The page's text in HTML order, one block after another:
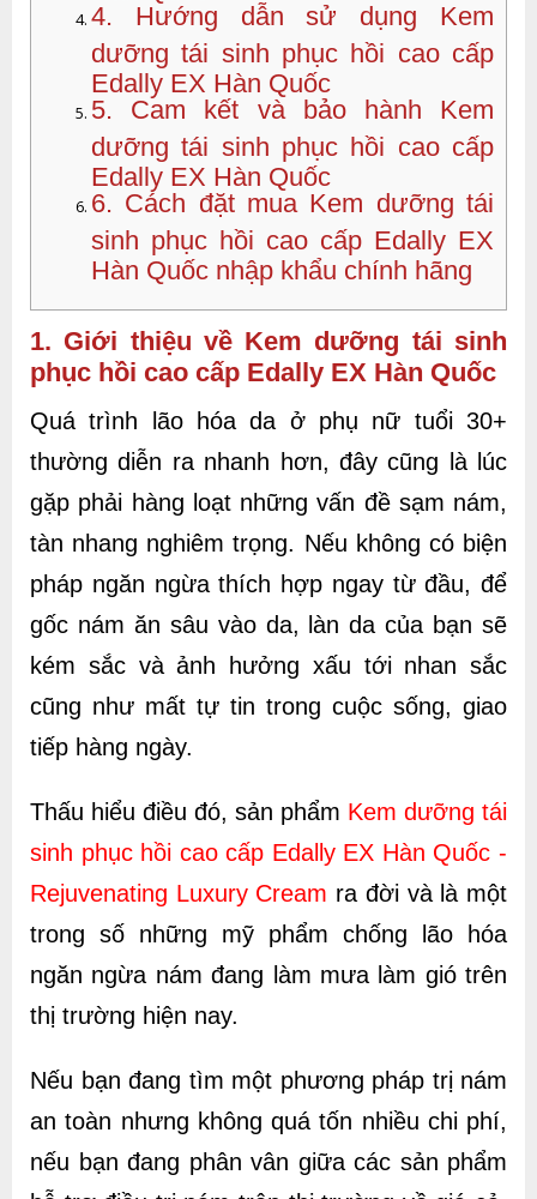
4. Hướng dẫn sử dụng Kem
dưỡng tái sinh phục hồi cao cấp
Edally EX Hàn Quốc
5. Cam kết và bảo hành Kem
dưỡng tái sinh phục hồi cao cấp
Edally EX Hàn Quốc
6. Cách đặt mua Kem dưỡng tái
sinh phục hồi cao cấp Edally EX
Hàn Quốc nhập khẩu chính hãng
1. Giới thiệu về Kem dưỡng tái sinh
phục hồi cao cấp Edally EX Hàn Quốc
Quá trình lão hóa da ở phụ nữ tuổi 30+
thường diễn ra nhanh hơn, đây cũng là lúc
gặp phải hàng loạt những vấn đề sạm nám,
tàn nhang nghiêm trọng. Nếu không có biện
pháp ngăn ngừa thích hợp ngay từ đầu, để
gốc nám ăn sâu vào da, làn da của bạn sẽ
kém sắc và ảnh hưởng xấu tới nhan sắc
cũng như mất tự tin trong cuộc sống, giao
tiếp hàng ngày.
Thấu hiểu điều đó, sản phẩm Kem dưỡng tái
sinh phục hồi cao cấp Edally EX Hàn Quốc -
Rejuvenating Luxury Cream ra đời và là một
trong số những mỹ phẩm chống lão hóa
ngăn ngừa nám đang làm mưa làm gió trên
thị trường hiện nay.
Nếu bạn đang tìm một phương pháp trị nám
an toàn nhưng không quá tốn nhiều chi phí,
nếu bạn đang phân vân giữa các sản phẩm